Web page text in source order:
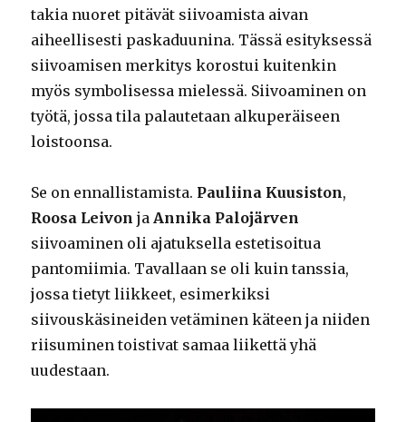
takia nuoret pitävät siivoamista aivan
aiheellisesti paskaduunina. Tässä esityksessä
siivoamisen merkitys korostui kuitenkin
myös symbolisessa mielessä. Siivoaminen on
työtä, jossa tila palautetaan alkuperäiseen
loistoonsa.
Se on ennallistamista. Pauliina Kuusiston,
Roosa Leivon jaAnnika Palojärven
siivoaminen oli ajatuksella estetisoitua
pantomiimia. Tavallaan se oli kuin tanssia,
jossa tietyt liikkeet, esimerkiksi
siivouskäsineiden vetäminen käteen ja niiden
riisuminen toistivat samaa liikettä yhä
uudestaan.